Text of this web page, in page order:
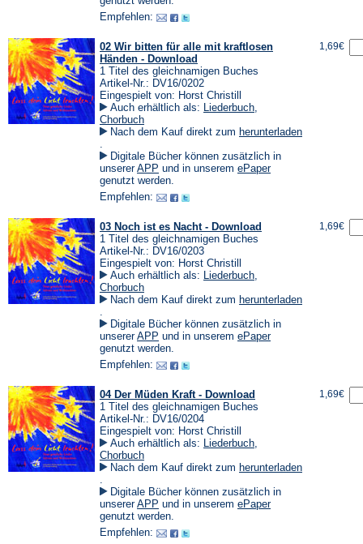
Tab)
neuen
Empfehlen:
02 Wir bitten für alle mit kraftlosen
Händen - Download
1 Titel des gleichnamigen Buches
Artikel-Nr.: DV16/0202
Eingespielt von: Horst Christill
Auch erhältlich als: Liederbuch,
Chorbuch
Nach dem Kauf direkt zum herunterladen
in
einem
neuen
Tab)
.
Digitale Bücher können zusätzlich in
unsererAPP (Öffnet
in
neuen
und in unserem ePaper(Öffnet
genutzt werden.
Empfehlen:
1,69€
03 Noch ist es Nacht - Download
1 Titel des gleichnamigen Buches
Artikel-Nr.: DV16/0203
Eingespielt von: Horst Christill
Auch erhältlich als: Liederbuch,
Chorbuch
Nach dem Kauf direkt zum herunterladen
in
einem
neuen
Tab)
.
Digitale Bücher können zusätzlich in
unsererAPP (Öffnet
in
neuen
und in unserem ePaper(Öffnet
genutzt werden.
Empfehlen:
1,69€
04 Der Müden Kraft - Download
1 Titel des gleichnamigen Buches
Artikel-Nr.: DV16/0204
Eingespielt von: Horst Christill
Auch erhältlich als: Liederbuch,
Chorbuch
Nach dem Kauf direkt zum herunterladen
in
einem
neuen
Tab)
.
Digitale Bücher können zusätzlich in
unsererAPP (Öffnet
in
neuen
und in unserem ePaper(Öffnet
genutzt werden.
Empfehlen:
1,69€